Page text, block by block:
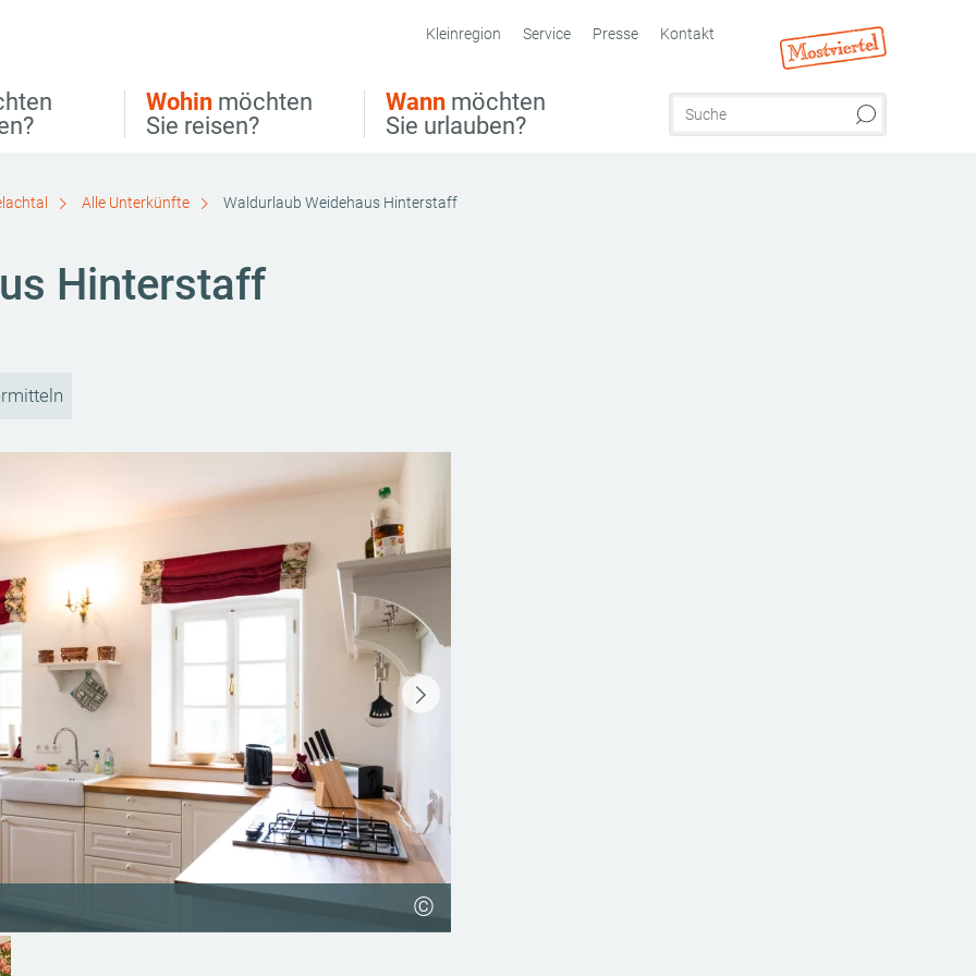
Wohin möchten
Sie reisen?
Wann möchten
Sie urlauben?
Kleinregion Service Presse Kontakt
Alle Unterkünfte Waldurlaub Weidehaus Hinterstaff
Hinterstaff
©
©
©
©